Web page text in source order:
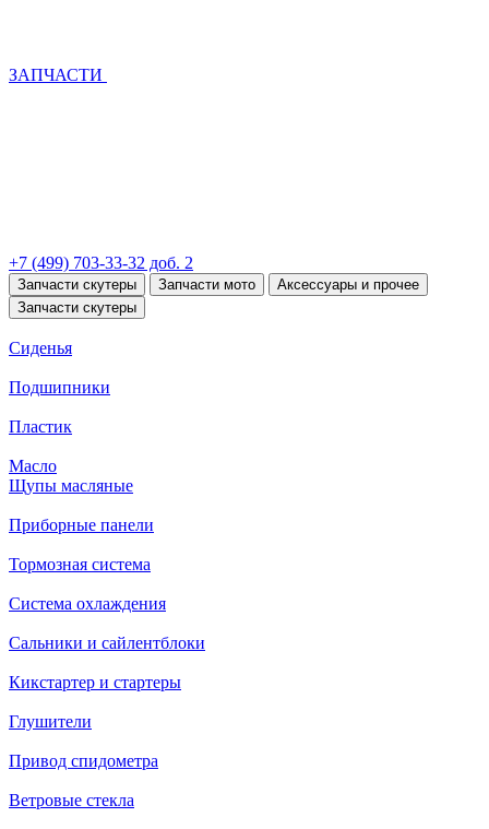
ЗАПЧАСТИ
+7 (499) 703-33-32 доб. 2
Запчасти скутеры Запчасти мото
Аксессуары и прочее
Запчасти скутеры
Сиденья
Подшипники
Пластик
Масло
Щупы масляные
Приборные панели
Тормозная система
Система охлаждения
Сальники и сайлентблоки
Кикстартер и стартеры
Глушители
Привод спидометра
Ветровые стекла